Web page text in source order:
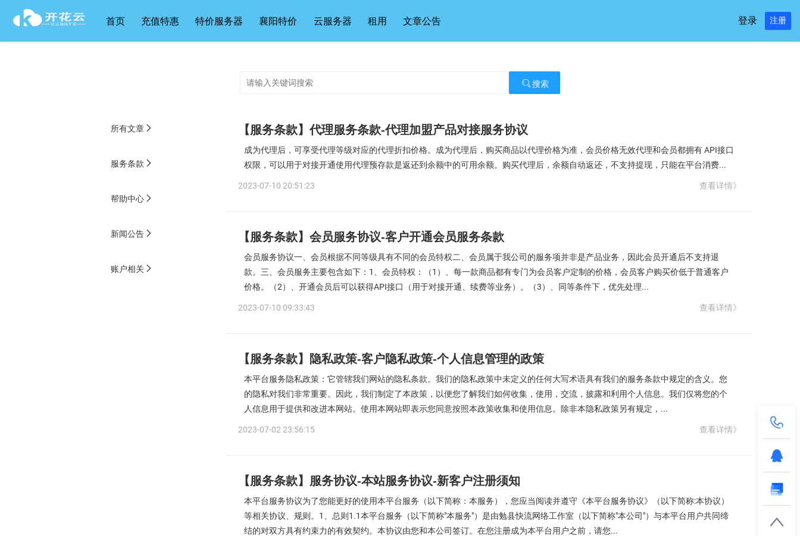
首页 充值特惠 特价服务器 襄阳特价 云服务器 租用 文章公告 登录 注册
搜索
所有文章
服务条款
帮助中心
新闻公告
账户相关
【服务条款】代理服务条款-代理加盟产品对接服务协议
成为代理后，可享受代理等级对应的代理折扣价格。成为代理后，购买商品以代理价格为准，会员价格无效代理和会员都拥有 API接口
权限，可以用于对接开通使用代理预存款是返还到余额中的可用余额。购买代理后，余额自动返还，不支持提现，只能在平台消费...
2023-07-10 20:51:23 查看详情》
【服务条款】会员服务协议-客户开通会员服务条款
会员服务协议一、会员根据不同等级具有不同的会员特权二、会员属于我公司的服务项并非是产品业务，因此会员开通后不支持退
款。三、会员服务主要包含如下：1、会员特权：（1）、每一款商品都有专门为会员客户定制的价格，会员客户购买价低于普通客户
价格。（2）、开通会员后可以获得API接口（用于对接开通、续费等业务）。（3）、同等条件下，优先处理...
2023-07-10 09:33:43 查看详情》
【服务条款】隐私政策-客户隐私政策-个人信息管理的政策
本平台服务隐私政策：它管辖我们网站的隐私条款。我们的隐私政策中未定义的任何大写术语具有我们的服务条款中规定的含义。您
的隐私对我们非常重要。因此，我们制定了本政策，以便您了解我们如何收集，使用，交流，披露和利用个人信息。我们仅将您的个
人信息用于提供和改进本网站。使用本网站即表示您同意按照本政策收集和使用信息。除非本隐私政策另有规定，...
2023-07-02 23:56:15 查看详情》
【服务条款】服务协议-本站服务协议-新客户注册须知
本平台服务协议为了您能更好的使用本平台服务（以下简称：本服务），您应当阅读并遵守《本平台服务协议》（以下简称:本协议）
等相关协议、规则。1、总则1.1本平台服务（以下简称"本服务"）是由勉县快流网络工作室（以下简称"本公司"）与本平台用户共同缔
结的对双方具有约束力的有效契约。本协议由您和本公司签订。在您注册成为本平台用户之前，请您...